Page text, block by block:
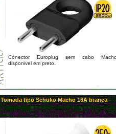
Conector Europlug sem cabo
disponivel em preto.
Tomada tipo Schuko Macho 16A branca